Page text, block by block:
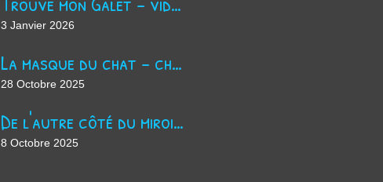
3 Janvier 2026
La masque du chat - chanson d'Halloween
28 Octobre 2025
De l'autre côté du miroir - chanson suno ai
8 Octobre 2025